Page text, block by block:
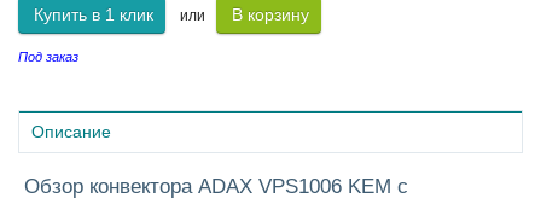
Купить в 1 клик или В корзину
Под заказ
Описание
Обзор конвектора ADAX VPS1006 KEM с